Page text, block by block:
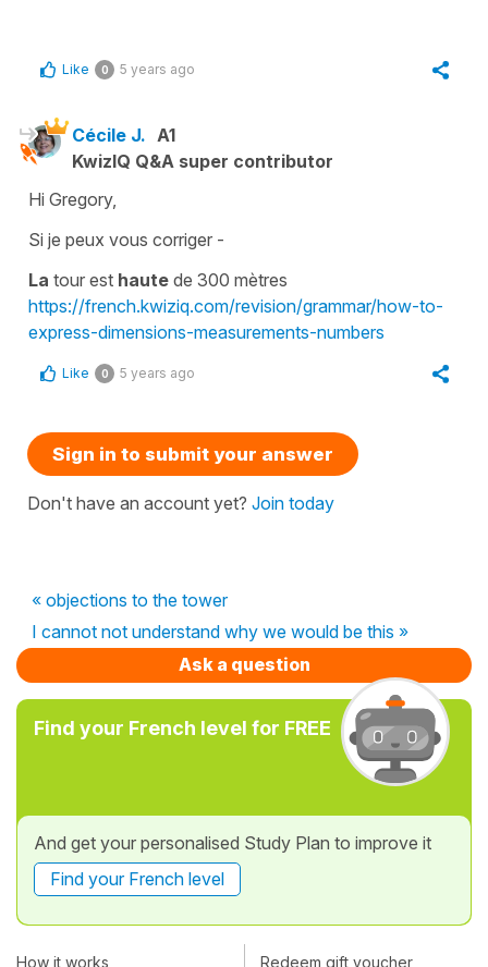
Like 0 5 years ago
Cécile J. A1
KwizIQ Q&A super contributor
Hi Gregory,
Si je peux vous corriger -
La tour est haute de 300 mètres
https://french.kwiziq.com/revision/grammar/how-to-
express-dimensions-measurements-numbers
Like 0 5 years ago
Sign in to submit your answer
Don't have an account yet? Join today
« objections to the tower
I cannot not understand why we would be this »
Ask a question
Find your French level for FREE
And get your personalised Study Plan to improve it
Find your French level
How it works Redeem gift voucher